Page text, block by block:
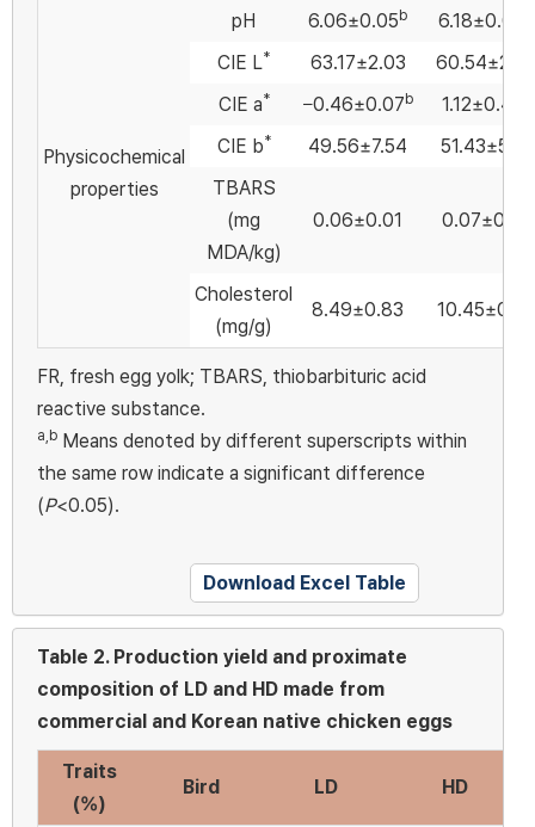
Physicochemical
properties
pH 6.06±0.05b 6.18±0.05
CIE L* 63.17±2.03
60.54±2.32
CIE a* −0.46±0.07b 1.12±0.41
CIE b* 49.56±7.54
51.43±5.12
TBARS
(mg
MDA/kg)
0.06±0.01 0.07±0.01
Cholesterol
(mg/g)
8.49±0.83 10.45±0.61
FR, fresh egg yolk; TBARS, thiobarbituric acid
reactive substance.
a,b Means denoted by different superscripts within
the same row indicate a significant difference
(P<0.05).
Download Excel Table
Table 2. Production yield and proximate
composition of LD and HD made from
commercial and Korean native chicken eggs
Traits
(%)
Bird LD HD